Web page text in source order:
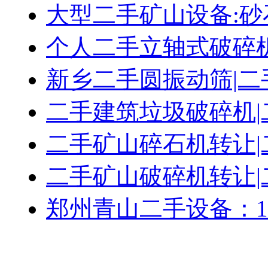
大型二手矿山设备:
个人二手立轴式破碎
新乡二手圆振动筛|
二手建筑垃圾破碎机
二手矿山碎石机转让|
二手矿山破碎机转让
郑州青山二手设备：